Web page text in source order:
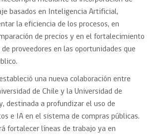
basados en Inteligencia Artificial,
la eficiencia de los procesos, en
de precios y en el fortalecimiento
proveedores en las oportunidades que
una nueva colaboración entre
de Chile y la Universidad de
destinada a profundizar el uso de
e IA en el sistema de compras públicas.
fortalecer líneas de trabajo ya en